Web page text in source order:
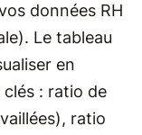
données RH
Le tableau
en
: ratio de
ratio